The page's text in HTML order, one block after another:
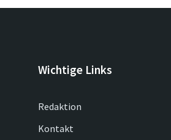
Wichtige Links
Redaktion
Kontakt